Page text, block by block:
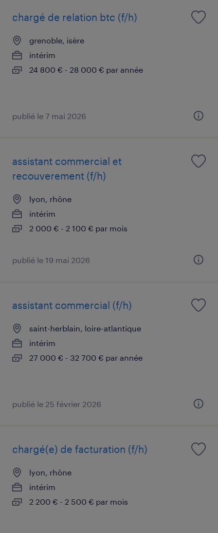
chargé de relation btc (f/h)
grenoble, isère
intérim
24 800 € - 28 000 € par année
publié le 7 mai 2026
assistant commercial et
recouverement (f/h)
lyon, rhône
intérim
2 000 € - 2 100 € par mois
publié le 19 mai 2026
assistant commercial (f/h)
saint-herblain, loire-atlantique
intérim
27 000 € - 32 700 € par année
publié le 25 février 2026
chargé(e) de facturation (f/h)
lyon, rhône
intérim
2 200 € - 2 500 € par mois